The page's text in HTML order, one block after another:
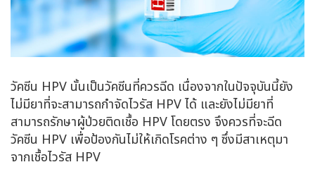
วัคซีน HPV นั้นเป็นวัคซีนที่ควรฉีด เนื่องจากในปัจจุบันนี้ยัง
ไม่มียาที่จะสามารถกำจัดไวรัส HPV ได้ และยังไม่มียาที่
สามารถรักษาผู้ป่วยติดเชื้อ HPV โดยตรง จึงควรที่จะฉีด
วัคซีน HPV เพื่อป้องกันไม่ให้เกิดโรคต่าง ๆ ซึ่งมีสาเหตุมา
จากเชื้อไวรัส HPV